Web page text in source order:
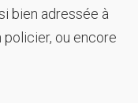
bien adressée à
policier, ou encore